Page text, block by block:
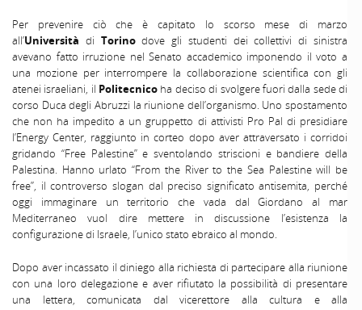
Per prevenire ciò che è capitato lo scorso mese di marzo
all’Università di Torinodove gli studenti dei collettivi di sinistra
avevano fatto irruzione nel Senato accademico imponendo il voto a
una mozione per interrompere la collaborazione scientifica con gli
atenei israeliani, il Politecnico ha deciso di svolgere fuori dalla sede di
corso Duca degli Abruzzi la riunione dell’organismo. Uno spostamento
che non ha impedito a un gruppetto di attivisti Pro Pal di presidiare
l’Energy Center, raggiunto in corteo dopo aver attraversato i corridoi
gridando “Free Palestine” e sventolando striscioni e bandiere della
Palestina. Hanno urlato “From the River to the Sea Palestine will be
free”, il controverso slogan dal preciso significato antisemita, perché
oggi immaginare un territorio che vada dal Giordano al mar
Mediterraneo vuol dire mettere in discussione l’esistenza la
configurazione di Israele, l’unico stato ebraico al mondo.
Dopo aver incassato il diniego alla richiesta di partecipare alla riunione
con una loro delegazione e aver rifiutato la possibilità di presentare
una lettera, comunicata dal vicerettore alla cultura e alla